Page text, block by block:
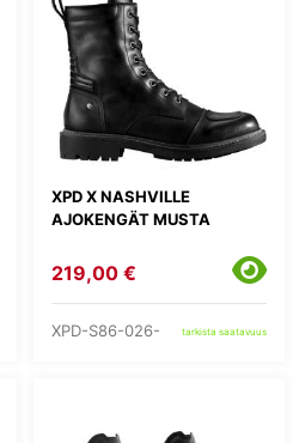
XPD X NASHVILLE
AJOKENGÄT MUSTA
219,00 €
XPD-S86-026- tarkista saatavuus